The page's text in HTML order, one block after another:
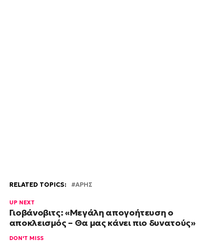
RELATED TOPICS: ΑΡΗΣ
UP NEXT
Γιοβάνοβιτς: «Μεγάλη απογοήτευση ο
αποκλεισμός – Θα μας κάνει πιο δυνατούς»
DON'T MISS